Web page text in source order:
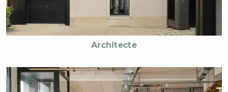
Architecte